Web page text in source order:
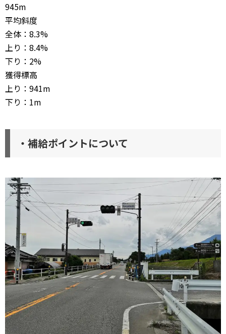
945m
平均斜度
全体：8.3%
上り：8.4%
下り：2%
獲得標高
上り：941m
下り：1m
・補給ポイントについて